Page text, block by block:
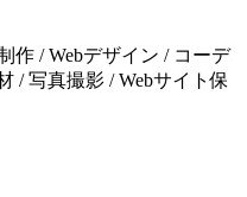
作 / Webデザイン / コーデ
/ 写真撮影 / Webサイト保